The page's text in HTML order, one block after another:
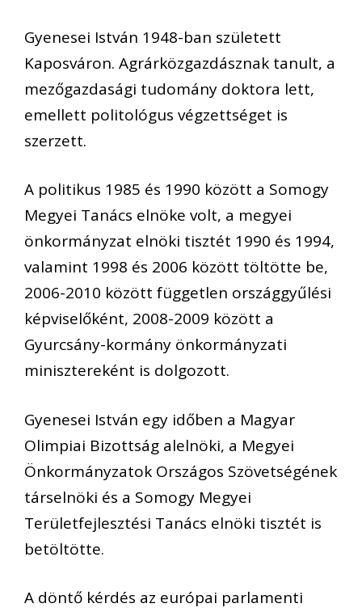
Gyenesei István 1948-ban született
Kaposváron. Agrárközgazdásznak tanult, a
mezőgazdasági tudomány doktora lett,
emellett politológus végzettséget is
szerzett.
A politikus 1985 és 1990 között a Somogy
Megyei Tanács elnöke volt, a megyei
önkormányzat elnöki tisztét 1990 és 1994,
valamint 1998 és 2006 között töltötte be,
2006-2010 között független országgyűlési
képviselőként, 2008-2009 között a
Gyurcsány-kormány önkormányzati
minisztereként is dolgozott.
Gyenesei István egy időben a Magyar
Olimpiai Bizottság alelnöki, a Megyei
Önkormányzatok Országos Szövetségének
társelnöki és a Somogy Megyei
Területfejlesztési Tanács elnöki tisztét is
betöltötte.
A döntő kérdés az európai parlamenti